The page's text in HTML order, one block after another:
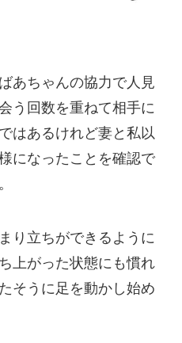
あちゃんの協力で人見
う回数を重ねて相手に
はあるけれど妻と私以
になったことを確認で
り立ちができるように
上がった状態にも慣れ
そうに足を動かし始め